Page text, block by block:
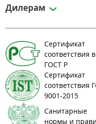
Дилерам
Сертификат
соответствия
ГОСТ Р
Сертификат
соответствия
9001-2015
Санитарные
нормы и